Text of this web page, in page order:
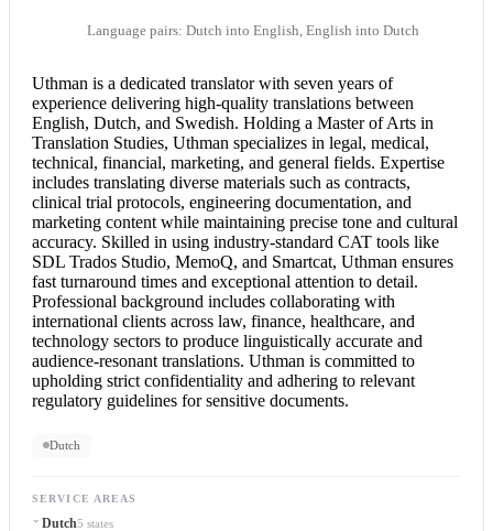
Language pairs: Dutch into English, English into Dutch
Uthman is a dedicated translator with seven years of
experience delivering high-quality translations between
English, Dutch, and Swedish. Holding a Master of Arts in
Translation Studies, Uthman specializes in legal, medical,
technical, financial, marketing, and general fields. Expertise
includes translating diverse materials such as contracts,
clinical trial protocols, engineering documentation, and
marketing content while maintaining precise tone and cultural
accuracy. Skilled in using industry-standard CAT tools like
SDL Trados Studio, MemoQ, and Smartcat, Uthman ensures
fast turnaround times and exceptional attention to detail.
Professional background includes collaborating with
international clients across law, finance, healthcare, and
technology sectors to produce linguistically accurate and
audience-resonant translations. Uthman is committed to
upholding strict confidentiality and adhering to relevant
regulatory guidelines for sensitive documents.
Dutch
SERVICE AREAS
Dutch5 states